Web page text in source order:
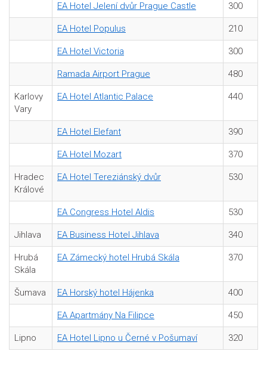
EA Hotel Jelení dvůr Prague Castle 300
EA Hotel Populus 210
EA Hotel Victoria 300
Ramada Airport Prague 480
Karlovy
Vary
EA Hotel Atlantic Palace 440
EA Hotel Elefant 390
EA Hotel Mozart 370
Hradec
Králové
EA Hotel Tereziánský dvůr 530
EA Congress Hotel Aldis 530
Jihlava EA Business Hotel Jihlava 340
Hrubá
Skála
EA Zámecký hotel Hrubá Skála 370
Šumava EA Horský hotel Hájenka 400
EA Apartmány Na Filipce 450
Lipno EA Hotel Lipno u Černé v Pošumaví 320